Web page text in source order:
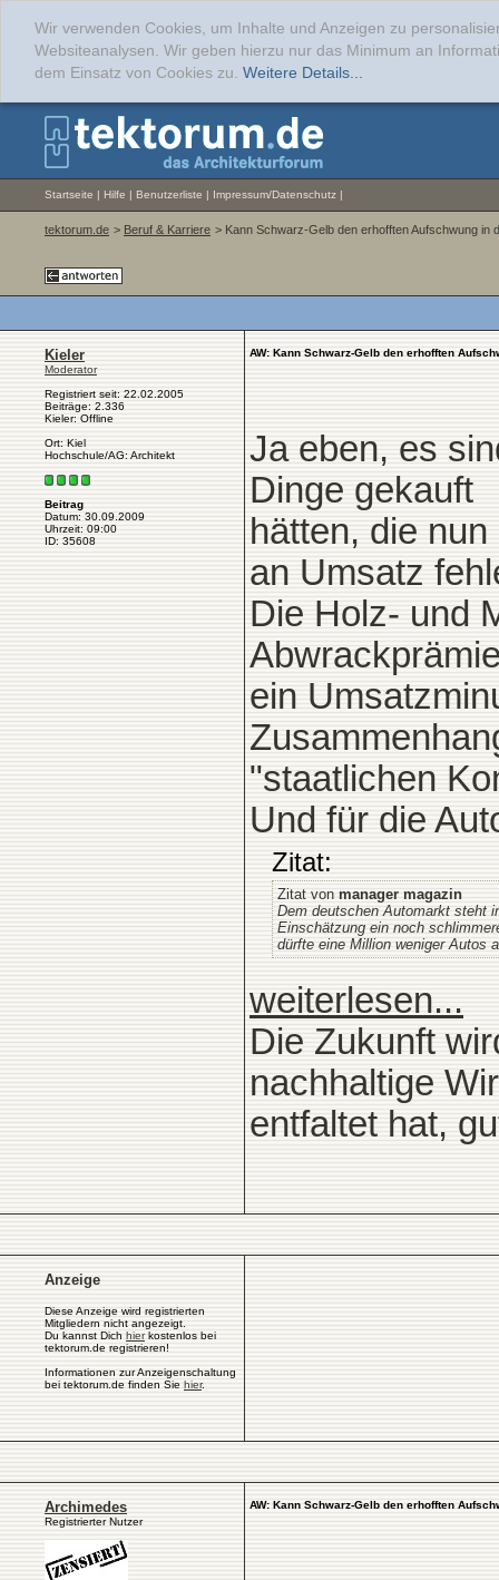
Wir verwenden Cookies, um Inhalte und Anzeigen zu
Websiteanalysen. Wir geben hierzu nur das Minimum an
dem Einsatz von Cookies zu. Weitere Details...
Startseite | Hilfe | Benutzerliste | Impressum/Datenschutz |
tektorum.de > Beruf & Karriere > Kann Schwarz-Gelb den erhofften Aufschwung in
Kieler
Moderator
Registriert seit: 22.02.2005
Beiträge: 2.336
Kieler: Offline
Ort: Kiel
Hochschule/AG: Architekt
Beitrag
Datum: 30.09.2009
Uhrzeit: 09:00
ID: 35608
AW: Kann Schwarz-Gelb den erhofften
Ja eben, es
Dinge gekauft
hätten, die
an Umsatz
Die Holz- und
ein
"staatlichen
Und für die
Zitat:
Zitat von manager magazin
Dem deutschen Automarkt steht
Einschätzung ein noch
dürfte eine Million weniger Autos
weiterlesen...
Die Zukunft
nachhaltige
entfaltet hat,
Anzeige
Diese Anzeige wird registrierten
Mitgliedern nicht angezeigt.
Du kannst Dich hierkostenlos bei
tektorum.de registrieren!
Informationen zur Anzeigenschaltung
bei tektorum.de finden Sie hier.
Archimedes
Registrierter Nutzer
AW: Kann Schwarz-Gelb den erhofften